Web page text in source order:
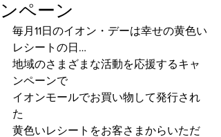
ンペーン
毎月11日のイオン・デーは幸せの黄色い
レシートの日…
地域のさまざまな活動を応援するキャ
ンペーンで
イオンモールでお買い物して発行され
た
黄色いレシートをお客さまからいただ